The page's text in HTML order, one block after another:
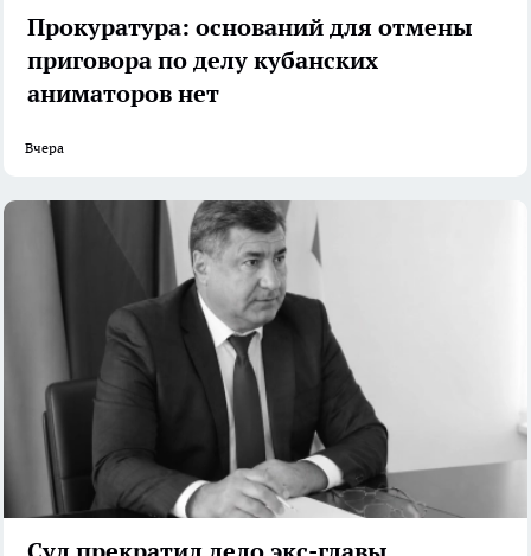
Прокуратура: оснований для отмены
приговора по делу кубанских
аниматоров нет
Вчера